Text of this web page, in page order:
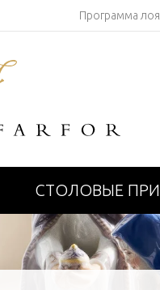
Программа
СТОЛОВЫЕ